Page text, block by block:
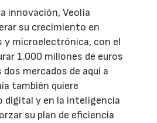
innovación, Veolia
su crecimiento en
y microelectrónica, con el
1.000 millones de euros
mercados de aquí a
también quiere
digital y en la inteligencia
su plan de eficiencia